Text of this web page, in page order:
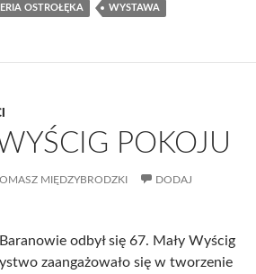
OSTROŁĘKA WYSTAWA
POKOJU
MIĘDZYBRODZKI
DODAJ
odbył się 67. Mały Wyścig
zaangażowało się w tworzenie